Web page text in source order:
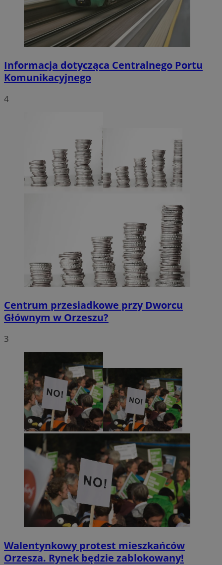
Informacja dotycząca Centralnego Portu
Komunikacyjnego
4
Centrum przesiadkowe przy Dworcu
Głównym w Orzeszu?
3
Walentynkowy protest mieszkańców
Orzesza. Rynek będzie zablokowany!